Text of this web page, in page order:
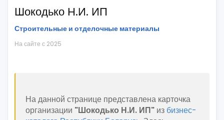
Шокодько Н.И. ИП
Строительные и отделочные материалы
На сайте с 2025
На данной странице представлена карточка
организации "Шокодько Н.И. ИП" из бизнес-